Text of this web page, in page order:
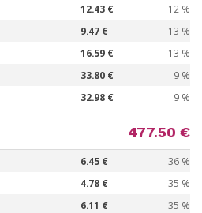
12.43 € 12 %
9.47 € 13 %
16.59 € 13 %
33.80 € 9 %
32.98 € 9 %
477.50 €
6.45 € 36 %
4.78 € 35 %
6.11 € 35 %